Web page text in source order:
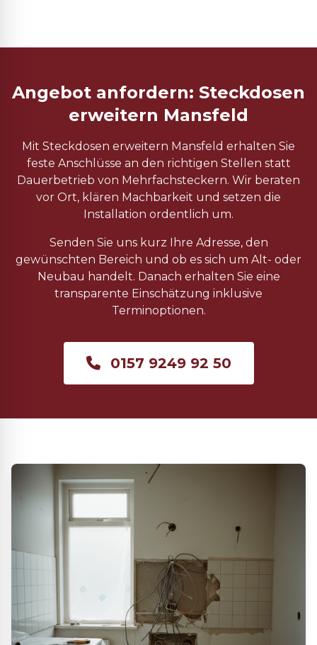
Angebot anfordern: Steckdosen
erweitern Mansfeld
Mit Steckdosen erweitern Mansfeld erhalten Sie
feste Anschlüsse an den richtigen Stellen statt
Dauerbetrieb von Mehrfachsteckern. Wir beraten
vor Ort, klären Machbarkeit und setzen die
Installation ordentlich um.
Senden Sie uns kurz Ihre Adresse, den
gewünschten Bereich und ob es sich um Alt- oder
Neubau handelt. Danach erhalten Sie eine
transparente Einschätzung inklusive
Terminoptionen.
0157 9249 92 50